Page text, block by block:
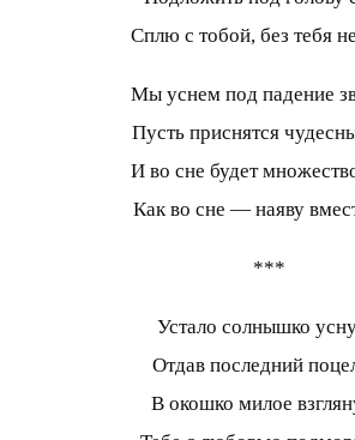
Сплю с тобой, без тебя
Мы уснем под падение
Пусть приснятся
И во сне будет
Как во сне — наяву
***
Устало солнышко
Отдав последний
В окошко милое